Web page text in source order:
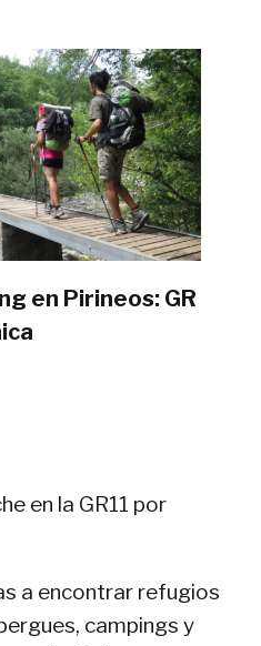
en Pirineos: GR
en la GR11 por
a encontrar refugios
campings y